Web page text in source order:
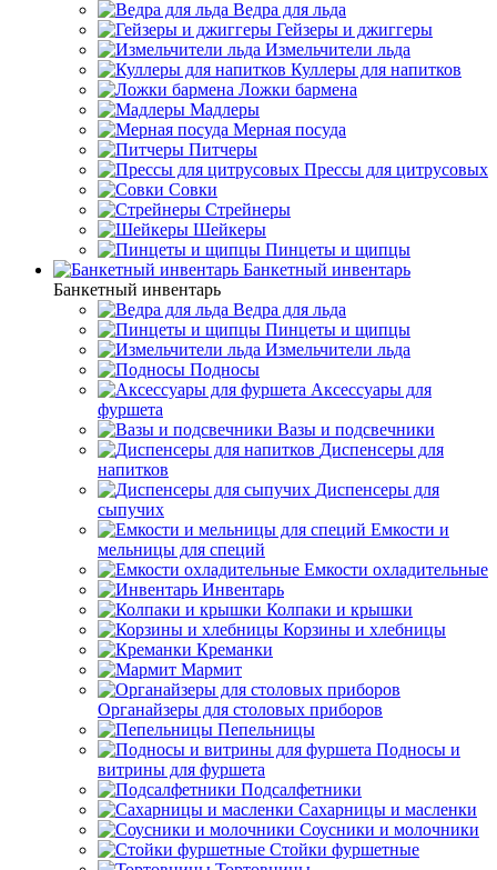
Ведра для льда
Гейзеры и джиггеры
Измельчители льда
Куллеры для напитков
Ложки бармена
Мадлеры
Мерная посуда
Питчеры
Прессы для цитрусовых
Совки
Стрейнеры
Шейкеры
Пинцеты и щипцы
Банкетный инвентарь
Банкетный инвентарь
Ведра для льда
Пинцеты и щипцы
Измельчители льда
Подносы
Аксессуары для
фуршета
Вазы и подсвечники
Диспенсеры для
напитков
Диспенсеры для
сыпучих
Емкости и
мельницы для специй
Емкости охладительные
Инвентарь
Колпаки и крышки
Корзины и хлебницы
Креманки
Мармит
Органайзеры для столовых приборов
Пепельницы
Подносы и
витрины для фуршета
Подсалфетники
Сахарницы и масленки
Соусники и молочники
Стойки фуршетные